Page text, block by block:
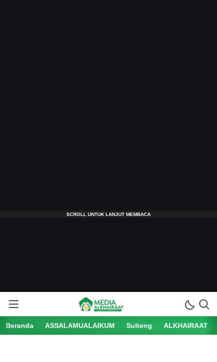
Beranda ASSALAMUALAIKUM Sulteng ALKHAIRAAT